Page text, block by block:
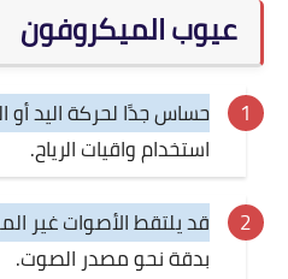
عيوب الميكروفون
حساس جدًا لحركة اليد أو
استخدام واقيات الرياح.
قد يلتقط الأصوات غير
بدقة نحو مصدر الصوت.